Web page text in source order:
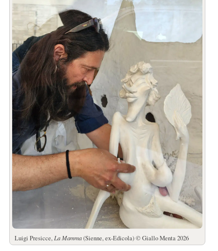
Luigi Presicce, La Mamma(Sienne, ex-Edicola) © Giallo Menta 2026